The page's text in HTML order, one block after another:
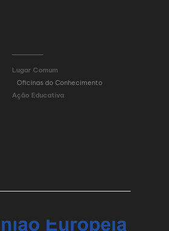
Lugar Comum
Oficinas do Conhecimento
Ação Educativa